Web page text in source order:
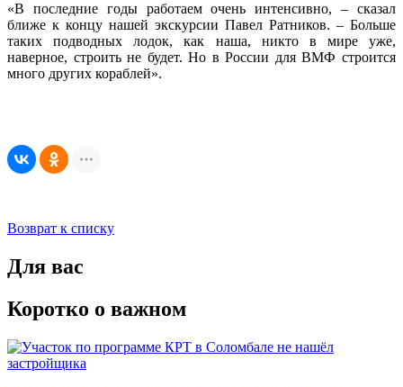
«В последние годы работаем очень интенсивно, – сказал
ближе к концу нашей экскурсии Павел Ратников. – Больше
таких подводных лодок, как наша, никто в мире уже,
наверное, строить не будет. Но в России для ВМФ строится
много других кораблей».
Возврат к списку
Для вас
Коротко о важном